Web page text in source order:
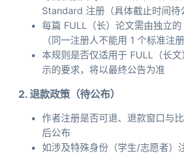
Standard 注册（具体截止时间待
每篇 FULL（长）论文需由独立
（同一注册人不能用 1 个标准注
本规则是否仅适用于 FULL（长
示的要求，将以最终公告为准
2. 退款政策（待公布）
作者注册是否可退、退款窗口与
后公布
如涉及特殊身份（学生/志愿者）